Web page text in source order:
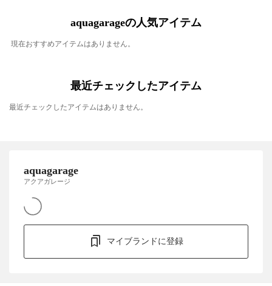
aquagarageの人気アイテム
現在おすすめアイテムはありません。
最近チェックしたアイテム
最近チェックしたアイテムはありません。
aquagarage
アクアガレージ
マイブランドに登録